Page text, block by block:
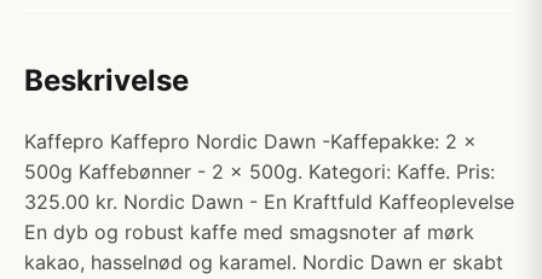
Beskrivelse
Kaffepro Kaffepro Nordic Dawn -Kaffepakke: 2 x
500g Kaffebønner - 2 x 500g. Kategori: Kaffe. Pris:
325.00 kr. Nordic Dawn - En Kraftfuld Kaffeoplevelse
En dyb og robust kaffe med smagsnoter af mørk
kakao, hasselnød og karamel. Nordic Dawn er skabt